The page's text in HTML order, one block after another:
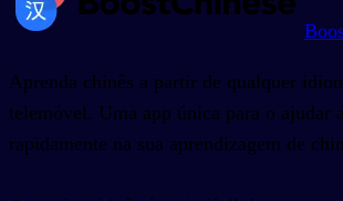
Aprenda chinês a partir de qualquer
telemóvel. Uma app única para o ajudar
rapidamente na sua aprendizagem de